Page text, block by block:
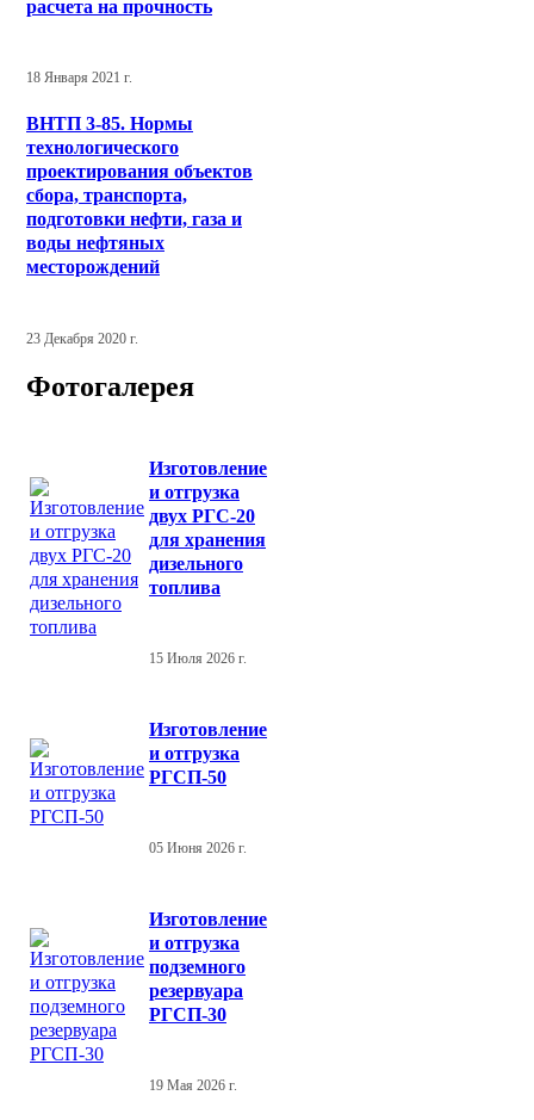
расчета на прочность
18 Января 2021 г.
ВНТП 3-85. Нормы
технологического
проектирования объектов
сбора, транспорта,
подготовки нефти, газа и
воды нефтяных
месторождений
23 Декабря 2020 г.
Фотогалерея
Изготовление
и отгрузка
двух РГС-20
для хранения
дизельного
топлива
15 Июля 2026 г.
Изготовление
и отгрузка
РГСП-50
05 Июня 2026 г.
Изготовление
и отгрузка
подземного
резервуара
РГСП-30
19 Мая 2026 г.